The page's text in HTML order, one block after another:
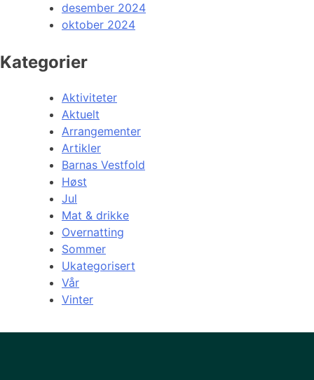
desember 2024
oktober 2024
Kategorier
Aktiviteter
Aktuelt
Arrangementer
Artikler
Barnas Vestfold
Høst
Jul
Mat & drikke
Overnatting
Sommer
Ukategorisert
Vår
Vinter